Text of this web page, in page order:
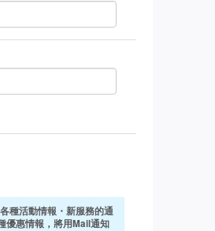
種活動情報・新服務的通
優惠情報，將用Mail通知